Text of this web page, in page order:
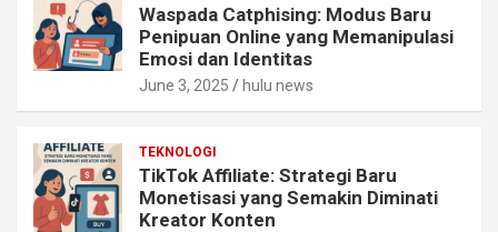
Waspada Catphising: Modus Baru
Penipuan Online yang Memanipulasi
Emosi dan Identitas
June 3, 2025 hulu news
TEKNOLOGI
TikTok Affiliate: Strategi Baru
Monetisasi yang Semakin Diminati
Kreator Konten